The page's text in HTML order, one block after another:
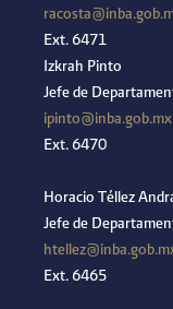
Ext. 6471
Izkrah Pinto
Jefe de
ipinto@inba.gob.mx
Ext. 6470
Horacio Téllez
Jefe de
Ext. 6465